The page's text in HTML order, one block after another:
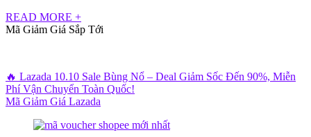
READ MORE +
Mã Giảm Giá Sắp Tới
🔥 Lazada 10.10 Sale Bùng Nổ – Deal Giảm Sốc Đến 90%, Miễn
Phí Vận Chuyển Toàn Quốc!
Mã Giảm Giá Lazada